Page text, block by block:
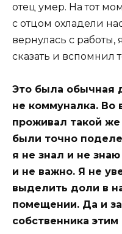
отец умер. На тот
с отцом охладели
вернулась с работы,
сказать и вспомнил
Это была обычная
не коммуналка. Во
проживал такой
были точно
я не знал и не
и не важно. Я не
выделить доли в
помещении. Да и
собственника